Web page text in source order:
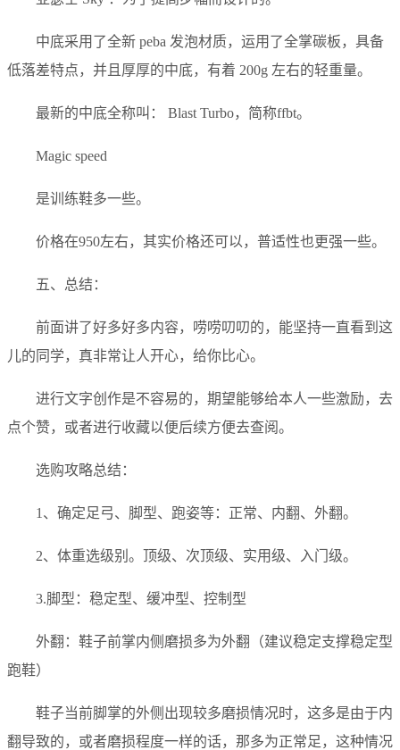
中底采用了全新 peba 发泡材质，运用了全掌碳板，具备
低落差特点，并且厚厚的中底，有着 200g 左右的轻重量。
最新的中底全称叫： Blast Turbo，简称ffbt。
Magic speed
是训练鞋多一些。
价格在950左右，其实价格还可以，普适性也更强一些。
五、总结：
前面讲了好多好多内容，唠唠叨叨的，能坚持一直看到这
儿的同学，真非常让人开心，给你比心。
进行文字创作是不容易的，期望能够给本人一些激励，去
点个赞，或者进行收藏以便后续方便去查阅。
选购攻略总结：
1、确定足弓、脚型、跑姿等：正常、内翻、外翻。
2、体重选级别。顶级、次顶级、实用级、入门级。
3.脚型：稳定型、缓冲型、控制型
外翻：鞋子前掌内侧磨损多为外翻（建议稳定支撑稳定型
跑鞋）
鞋子当前脚掌的外侧出现较多磨损情况时，这多是由于内
翻导致的，或者磨损程度一样的话，那多为正常足，这种情况